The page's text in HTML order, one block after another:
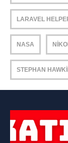
LARAVEL
NASA
STEPHAN